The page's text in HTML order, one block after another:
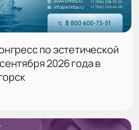
по эстетической
2026 года в